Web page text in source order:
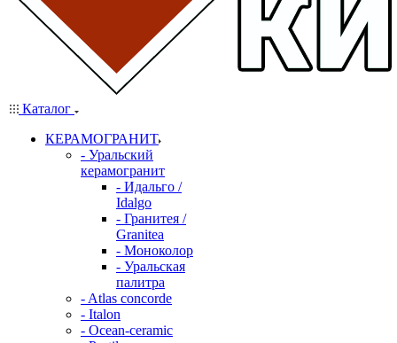
Каталог
КЕРАМОГРАНИТ
- Уральский
керамогранит
- Идальго /
Idalgo
- Гранитея /
Granitea
- Моноколор
- Уральская
палитра
- Atlas concorde
- Italon
- Ocean-ceramic